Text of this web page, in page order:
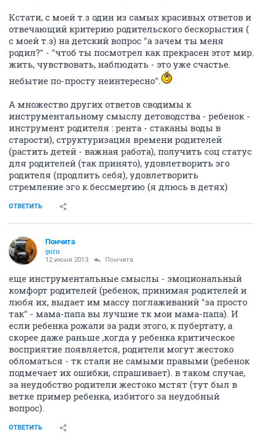
Кстати, с моей т.з один из самых красивых ответов и
отвечающий критерию родительского бескорыстия (
с моей т.з) на детский вопрос "а зачем ты меня
родил?" - "чтоб ты посмотрел как прекрасен этот мир.
жить, чувствовать, наблюдать - это уже счастье.
небытие по-просту неинтересно".
А множество других ответов сводимы к
инструментальному смыслу детоводства - ребенок -
инструмент родителя : рента - стаканы воды в
старости), структуризация времени родителей
(растить детей - важная работа), получить соц статус
для родителей (так принято), удовлетворить эго
родителя (продлить себя), удовлетворить
стремление эго к бессмертию (я длюсь в детях)
ОТВЕТИТЬ
Пончита
guru
12 июня 2013 Пончита
еще инструментальные смыслы - эмоциональный
комфорт родителей (ребенок, принимая родителей и
любя их, выдает им массу поглаживаний "за просто
так" - мама-папа вы лучшие тк мои мама-папа). И
если ребенка рожали за ради этого, к пубертату, а
скорее даже раньше ,когда у ребенка критическое
восприятие появляется, родители могут жестоко
обломаться - тк стали не самыми правыми (ребенок
подмечает их ошибки, спрашивает). в таком случае,
за неудобство родители жестоко мстят (тут был в
ветке пример ребенка, избитого за неудобный
вопрос).
ОТВЕТИТЬ